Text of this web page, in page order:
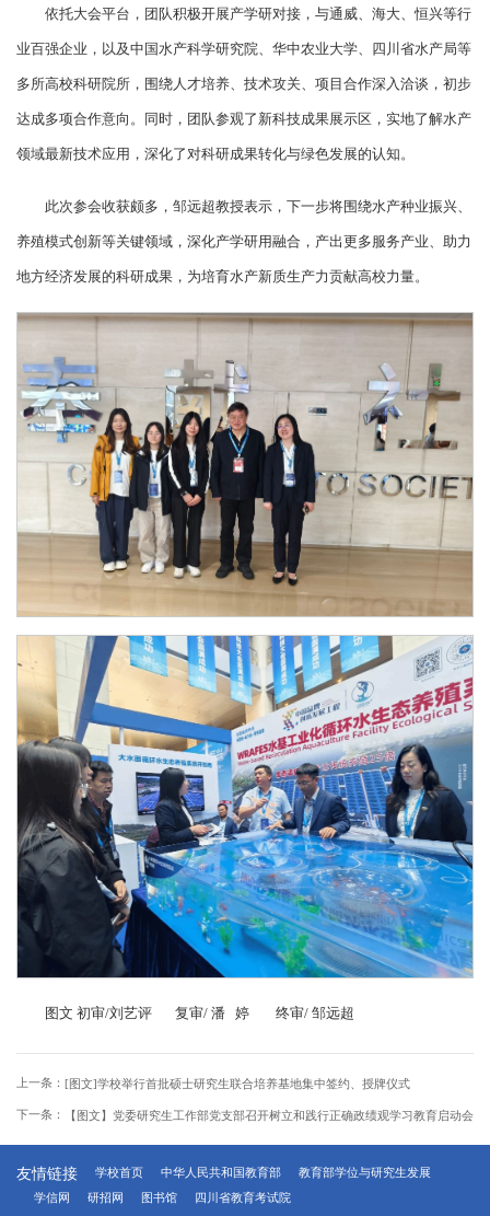
依托大会平台，团队积极开展产学研对接，与通威、海大、恒兴等行
业百强企业，以及中国水产科学研究院、华中农业大学、四川省水产局等
多所高校科研院所，围绕人才培养、技术攻关、项目合作深入洽谈，初步
达成多项合作意向。同时，团队参观了新科技成果展示区，实地了解水产
领域最新技术应用，深化了对科研成果转化与绿色发展的认知。
此次参会收获颇多，邹远超教授表示，下一步将围绕水产种业振兴、
养殖模式创新等关键领域，深化产学研用融合，产出更多服务产业、助力
地方经济发展的科研成果，为培育水产新质生产力贡献高校力量。
图文 初审/刘艺评 复审/ 潘 婷 终审/ 邹远超
上一条： [图文]学校举行首批硕士研究生联合培养基地集中签约、授牌仪式
下一条： 【图文】党委研究生工作部党支部召开树立和践行正确政绩观学习教育启动会
友情链接 学校首页 中华人民共和国教育部
教育部学位与研究生发展
学信网
研招网 图书馆 四川省教育考试院